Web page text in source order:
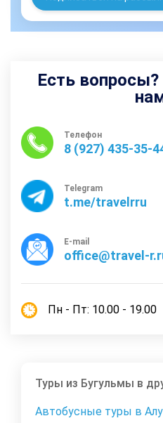
Есть
Телефон
8 (927) 435-35-
Telegram
t.me/travelrru
E-mail
office@travel-
Пн - Пт: 10.00 - 19.00
Туры из Бугульмы в
Автобусные туры в